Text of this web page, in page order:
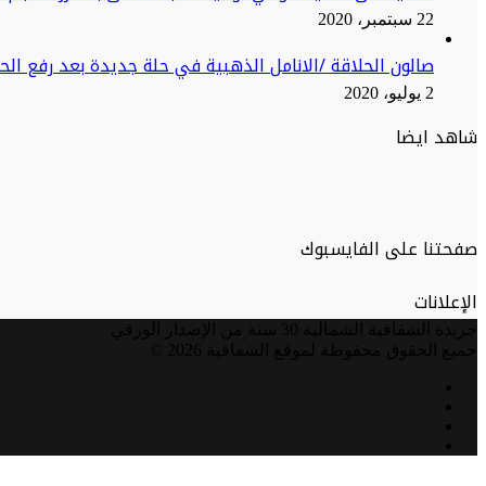
22 سبتمبر، 2020
صالون الحلاقة /الانامل الذهبية في حلة جديدة بعد رفع
2 يوليو، 2020
شاهد ايضا
صفحتنا على الفايسبوك
الإعلانات